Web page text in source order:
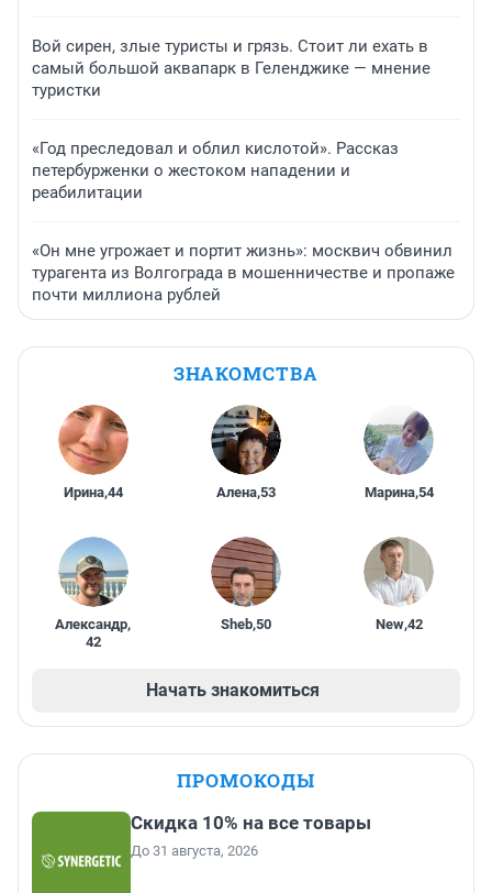
Вой сирен, злые туристы и грязь. Стоит ли ехать в
самый большой аквапарк в Геленджике — мнение
туристки
«Год преследовал и облил кислотой». Рассказ
петербурженки о жестоком нападении и
реабилитации
«Он мне угрожает и портит жизнь»: москвич обвинил
турагента из Волгограда в мошенничестве и пропаже
почти миллиона рублей
ЗНАКОМСТВА
Ирина,44 Алена,53 Марина,54
Александр,
42
Sheb,50 New,42
Начать знакомиться
ПРОМОКОДЫ
Скидка 10% на все товары
До 31 августа, 2026